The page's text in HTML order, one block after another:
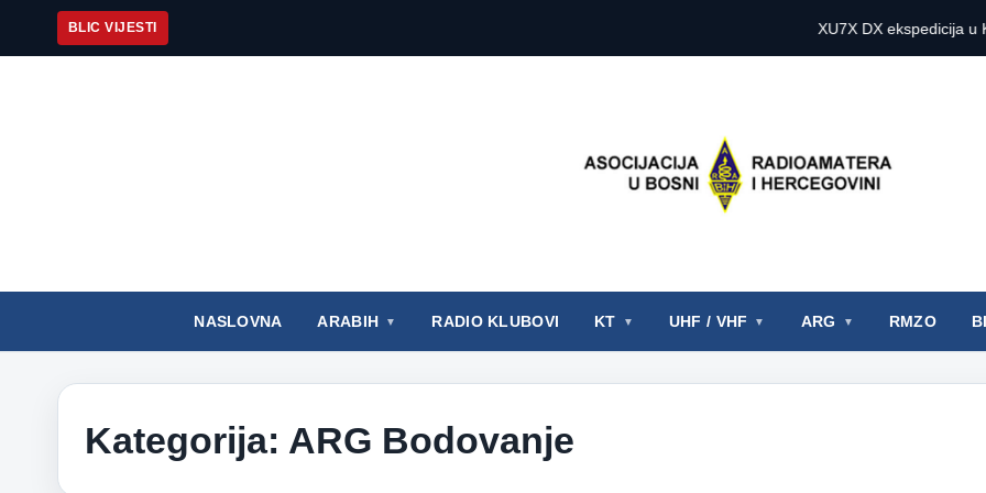
BLIC VIJESTI XU7X DX ekspedicija u
NASLOVNA ARABIH RADIO KLUBOVI KT UHF / VHF ARG RMZO
Kategorija: ARG Bodovanje